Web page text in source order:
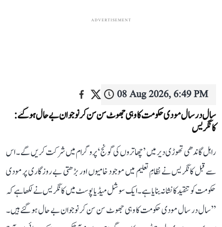
ADVERTISEMENT
08 Aug 2026, 6:49 PM
سال در سال مودی حکومت کا وہی جھوٹ سن سن کر نوجوان بے حال ہو گئے:
کانگریس
راہل گاندھی تھوڑی دیر میں ’چھاتروں کی گونج‘ پروگرام میں شرکت کریں گے۔ اس
سے قبل کانگریس نے نظامِ تعلیم میں موجود خامیوں اور بڑھتی بے روزگاری پر مودی
حکومت کو تنقید کا نشانہ بنایا ہے۔ ایک سوشل میڈیا پوسٹ میں کانگریس نے لکھا ہے کہ
’’سال در سال مودی حکومت کا وہی جھوٹ سن سن کر نوجوان بے حال ہو گئے ہیں۔